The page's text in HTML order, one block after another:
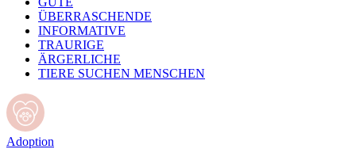
ÜBERRASCHENDE
INFORMATIVE
TRAURIGE
ÄRGERLICHE
TIERE SUCHEN MENSCHEN
Adoption